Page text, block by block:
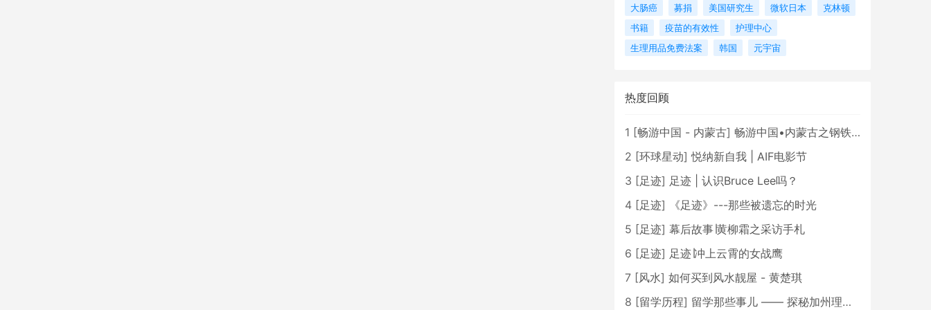
大肠癌 募捐 美国研究生 微软日本
克林顿
书籍
疫苗的有效性
护理中心
生理用品免费法案
韩国 元宇宙
热度回顾
1 [畅游中国 - 内蒙古] 畅游中国•内蒙古之钢铁骄子，魅力包头
2 [环球星动] 悦纳新自我 | AIF电影节
3 [足迹] 足迹 | 认识Bruce Lee吗？
4 [足迹]
《足迹》---那些被遗忘的时光
5 [足迹] 幕后故事∣黄柳霜之采访手札
6 [足迹] 足迹∣冲上云霄的女战鹰
7 [风水] 如何买到风水靓屋 - 黄楚琪
8 [留学历程] 留学那些事儿 —— 探秘加州理工学院Caltech博士生活 [上集]